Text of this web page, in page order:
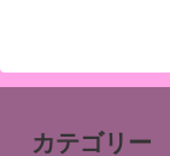
カテゴリー